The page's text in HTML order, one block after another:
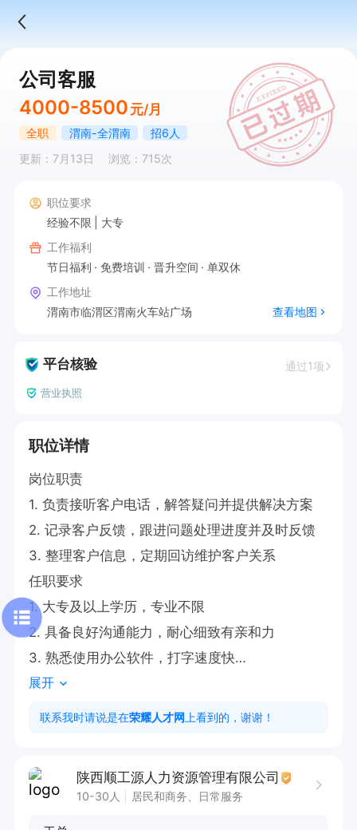
公司客服
4000-8500 元/月
全职 渭南-全渭南
招6人
更新：7月13日
浏览：715次
职位要求
经验不限
大专
工作福利
节日福利
免费培训 晋升空间
单双休
工作地址
渭南市临渭区渭南火车站广场
查看地图
平台核验 通过1项
营业执照
职位详情
岗位职责
1. 负责接听客户电话，解答疑问并提供解决方案
2. 记录客户反馈，跟进问题处理进度并及时反馈
3. 整理客户信息，定期回访维护客户关系
任职要求
1. 大专及以上学历，专业不限
2. 具备良好沟通能力，耐心细致有亲和力
3. 熟悉使用办公软件，打字速度快
4. 有客服工作经验者优先
工作时间
展开
联系我时请说是在荣耀人才网 上看到的，谢谢！
陕西顺工源人力资源管理有限公司
10-30人 居民和商务、日常服务